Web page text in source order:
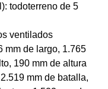
todoterreno de 5
ventilados
mm de largo, 1.765
190 mm de altura
mm de batalla,